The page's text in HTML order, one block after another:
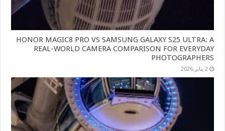
HONOR MAGIC8 PRO VS SAMSUNG GALAXY S25 ULTRA: A
REAL-WORLD CAMERA COMPARISON FOR EVERYDAY
PHOTOGRAPHERS
2 يناير,2026